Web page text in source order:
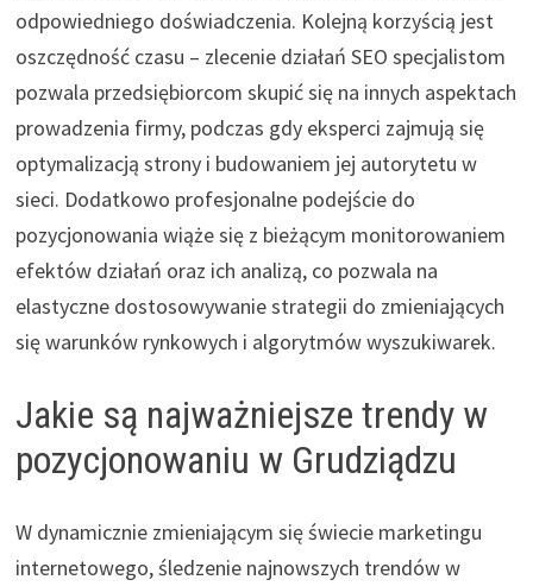
odpowiedniego doświadczenia. Kolejną korzyścią jest
oszczędność czasu – zlecenie działań SEO specjalistom
pozwala przedsiębiorcom skupić się na innych aspektach
prowadzenia firmy, podczas gdy eksperci zajmują się
optymalizacją strony i budowaniem jej autorytetu w
sieci. Dodatkowo profesjonalne podejście do
pozycjonowania wiąże się z bieżącym monitorowaniem
efektów działań oraz ich analizą, co pozwala na
elastyczne dostosowywanie strategii do zmieniających
się warunków rynkowych i algorytmów wyszukiwarek.
Jakie są najważniejsze trendy w
pozycjonowaniu w Grudziądzu
W dynamicznie zmieniającym się świecie marketingu
internetowego, śledzenie najnowszych trendów w